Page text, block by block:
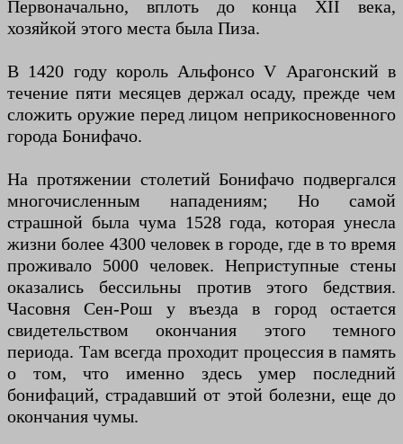
Первоначально, вплоть до конца XII века,
хозяйкой этого места была Пиза.
В 1420 году король Альфонсо V Арагонский в
течение пяти месяцев держал осаду, прежде чем
сложить оружие перед лицом неприкосновенного
города Бонифачо.
На протяжении столетий Бонифачо подвергался
многочисленным нападениям; Но самой
страшной была чума 1528 года, которая унесла
жизни более 4300 человек в городе, где в то время
проживало 5000 человек. Неприступные стены
оказались бессильны против этого бедствия.
Часовня Сен-Рош у въезда в город остается
свидетельством окончания этого темного
периода. Там всегда проходит процессия в память
о том, что именно здесь умер последний
бонифаций, страдавший от этой болезни, еще до
окончания чумы.